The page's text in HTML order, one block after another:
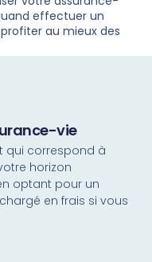
effectuer un
au mieux des
vie
qui correspond à
horizon
optant pour un
en frais si vous